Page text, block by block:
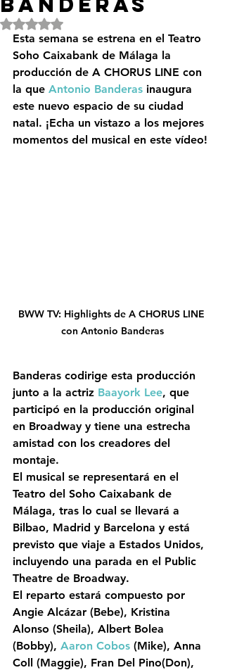
Obtuvo NaN de 5 estrellas.
Esta semana se estrena en el Teatro
Soho Caixabank de Málaga la
producción de A CHORUS LINE con
la que Antonio Banderas inaugura
este nuevo espacio de su ciudad
natal. ¡Echa un vistazo a los mejores
momentos del musical en este vídeo!
BWW TV: Highlights de A CHORUS LINE
con Antonio Banderas
Banderas codirige esta producción
junto a la actriz Baayork Lee, que
participó en la producción original
en Broadway y tiene una estrecha
amistad con los creadores del
montaje.
El musical se representará en el
Teatro del Soho Caixabank de
Málaga, tras lo cual se llevará a
Bilbao, Madrid y Barcelona y está
previsto que viaje a Estados Unidos,
incluyendo una parada en el Public
Theatre de Broadway.
El reparto estará compuesto por
Angie Alcázar (Bebe), Kristina
Alonso (Sheila), Albert Bolea
(Bobby), Aaron Cobos (Mike), Anna
Coll (Maggie), Fran Del Pino(Don),